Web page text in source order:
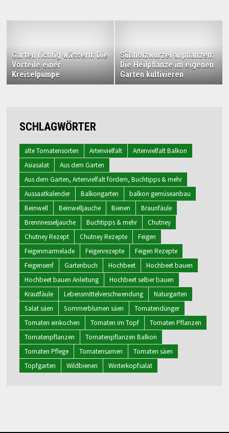
Garten richtig wässern: Die
Vorteile einer
Kreiselpumpe
Süßholzwurzel anpflanzen:
Die Heilpflanze im eigenen
Garten kultivieren
SCHLAGWÖRTER
alte Tomatensorten Artenvielfalt
Artenvielfalt Balkon
Asiasalat
Aus dem Garten
Aus dem Garten, Artenvielfalt fördern, Buchtipps & mehr
Aussaatkalender
Balkongarten
balkon gemüseanbau
Beinwell
Beinwelljauche Bienen
Braunfäule
Brennnesseljauche
Buchtipps & mehr
Chutney
Chutney Rezept
Chutney Rezepte
Feigen
Feigenmarmelade
Feigenrezepte
Feigen Rezepte
Feigensenf
Gartenbuch Hochbeet
Hochbeet bauen
Hochbeet bauen Anleitung
Hochbeet selber bauen
Krautfäule
Lebensmittelverschwendung
Naturgarten
Salat säen
Sommerblumen säen
Tomatendünger
Tomaten einkochen
Tomaten im Topf
Tomaten Pflanzen
Tomatenpflanzen
Tomatenpflanzen Balkon
Tomaten Pflege
Tomatensamen
Tomaten säen
Topfgarten
Wildbienen Winterkopfsalat